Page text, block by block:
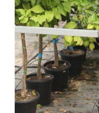
Treesafe
WINTERSCHUTZFUERBAEUME.DE
FROSTPROTECTIONFORTREES.CO.UK
Terracotta
TERRACOTTA.NL
TERRACOTTA.BE
TERRAKOTTA.DE